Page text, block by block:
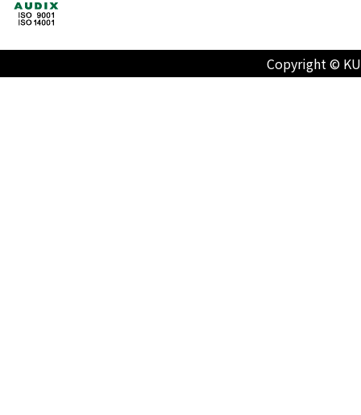
Copyright ©